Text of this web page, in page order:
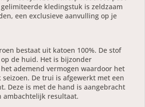
kledingstuk is zeldzaam
een exclusieve aanvulling op je
bestaat uit katoen 100%. De stof
de huid. Het is bijzonder
ademend vermogen waardoor het
seizoen. De trui is afgewerkt met een
Deze is met de hand is aangebracht
ambachtelijk resultaat.